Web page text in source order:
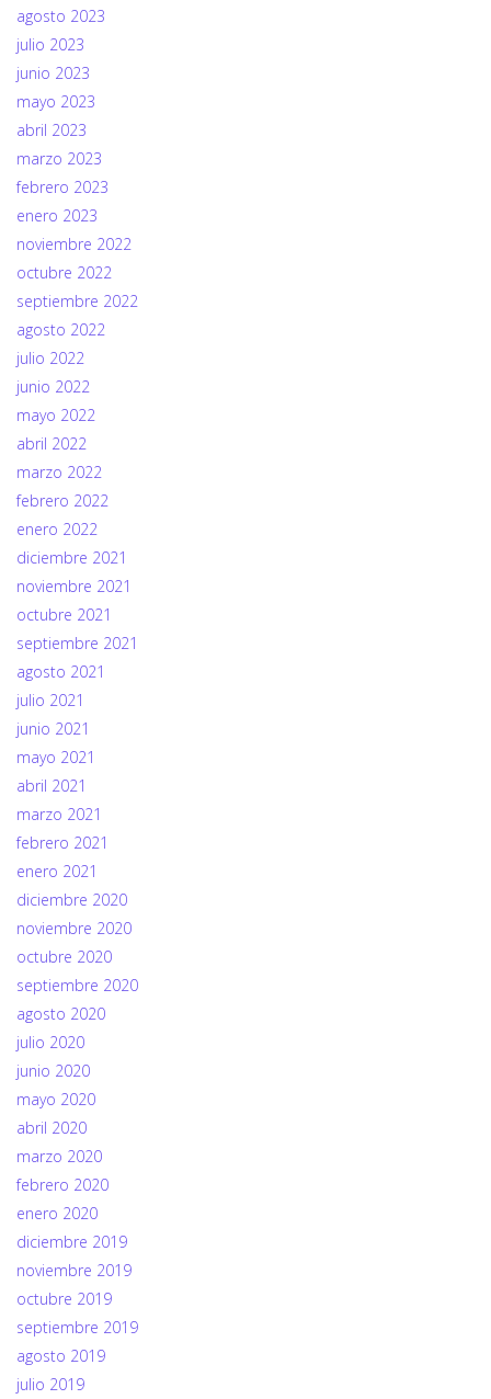
agosto 2023
julio 2023
junio 2023
mayo 2023
abril 2023
marzo 2023
febrero 2023
enero 2023
noviembre 2022
octubre 2022
septiembre 2022
agosto 2022
julio 2022
junio 2022
mayo 2022
abril 2022
marzo 2022
febrero 2022
enero 2022
diciembre 2021
noviembre 2021
octubre 2021
septiembre 2021
agosto 2021
julio 2021
junio 2021
mayo 2021
abril 2021
marzo 2021
febrero 2021
enero 2021
diciembre 2020
noviembre 2020
octubre 2020
septiembre 2020
agosto 2020
julio 2020
junio 2020
mayo 2020
abril 2020
marzo 2020
febrero 2020
enero 2020
diciembre 2019
noviembre 2019
octubre 2019
septiembre 2019
agosto 2019
julio 2019